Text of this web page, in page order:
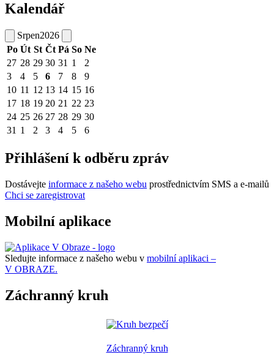
Kalendář
Srpen2026
Po Út St Čt Pá So Ne
27 28 29 30 31 1
2
3
4 5 6 7 8
9
10 11 12 13 14 15 16
17 18 19 20 21 22 23
24 25 26 27 28 29 30
31 1 2 3 4 5 6
Přihlášení k odběru zpráv
Dostávejte informace z našeho webu prostřednictvím SMS a e-mailů
Chci se zaregistrovat
Mobilní aplikace
Sledujte informace z našeho webu v mobilní aplikaci –
V OBRAZE.
Záchranný kruh
Záchranný kruh